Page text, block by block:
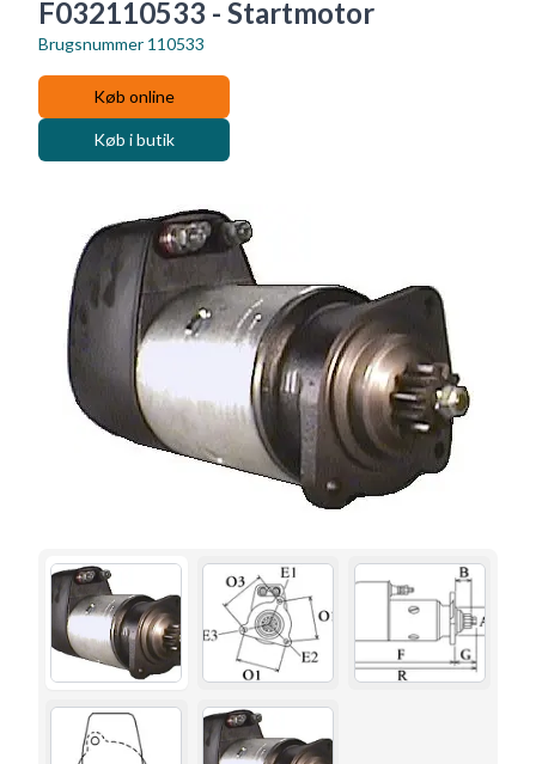
F032110533 - Startmotor
Brugsnummer 110533
Køb online
Køb i butik